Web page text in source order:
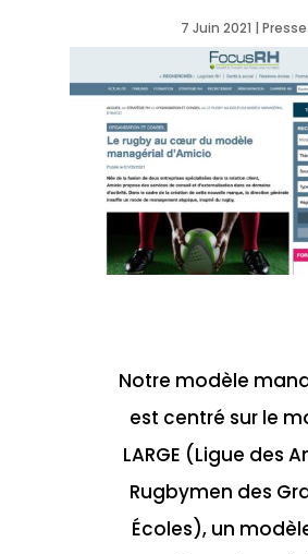
7 Juin 2021 | Presse
Notre modèle
est centré sur le
LARGE (Ligue des
Rugbymen des
Écoles), un